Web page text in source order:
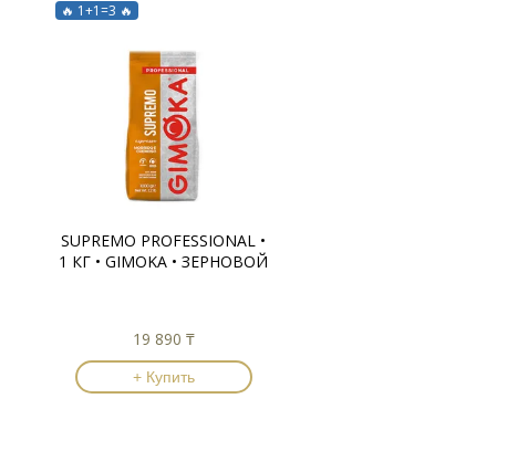
🔥 1+1=3 🔥
SUPREMO PROFESSIONAL •
1 КГ • GIMOKA • ЗЕРНОВОЙ
19 890 ₸
+ Купить